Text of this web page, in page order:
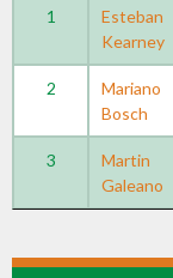
1
Esteban
Kearney
2
Mariano
Bosch
3
Martin
Galeano